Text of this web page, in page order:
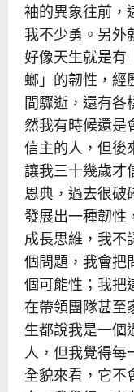
袖的異象往前，
我不少勇。另外
好像天生就是有
螂」的韌性，經
間驟逝，還有各
然我有時候還是
信主的人，但後
讓我三十幾歲才
恩典，過去很破
發展出一種韌性
成長思維，我不
個問題，我會把
個可能性；我把
在帶領團隊甚至
生都說我是一個
人，但我覺得每
全貌來看，它不